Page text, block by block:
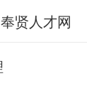
奉贤人才网